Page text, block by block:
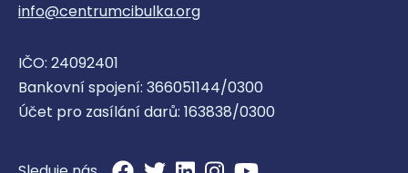
info@centrumcibulka.org
IČO: 24092401
Bankovní spojení: 366051144/0300
Účet pro zasílání darů: 163838/0300